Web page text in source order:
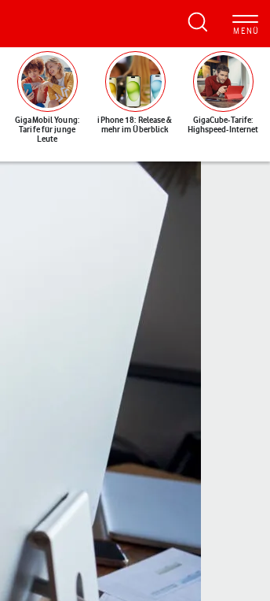
GigaMobil Young:
Tarife für junge
Leute
iPhone 18: Release &
mehr im Überblick
GigaCube-Tarife:
Highspeed-Internet